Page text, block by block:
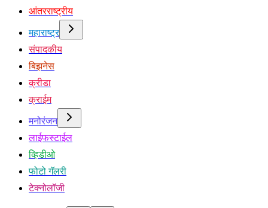
आंतरराष्ट्रीय
महाराष्ट्र
संपादकीय
बिझनेस
क्रीडा
क्राईम
मनोरंजन
लाईफस्टाईल
व्हिडीओ
फोटो गॅलरी
टेक्नोलॉजी